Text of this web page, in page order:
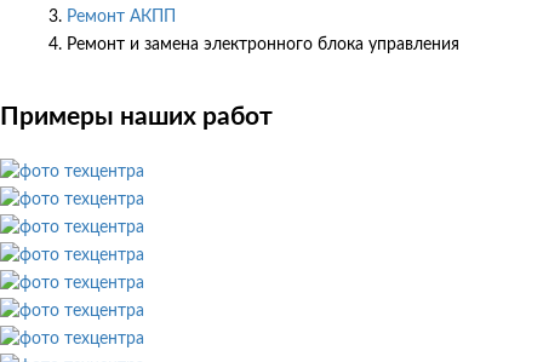
Ремонт АКПП
Ремонт и замена электронного блока управления
Примеры наших работ